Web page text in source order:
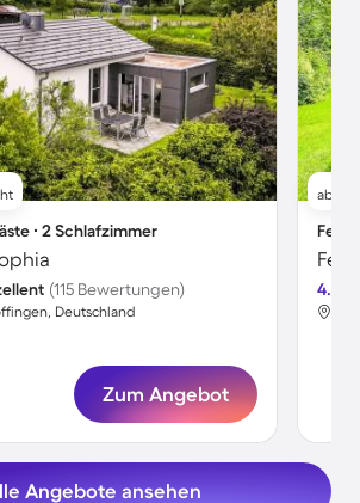
∙ 2 Schlafzimmer
(115 Bewertungen)
Deutschland
Zum Angebot
ab
4.3
Angebote ansehen